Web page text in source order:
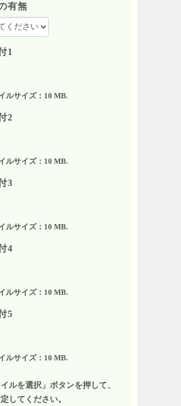
有無
1
ルサイズ：10 MB.
2
ルサイズ：10 MB.
3
ルサイズ：10 MB.
4
ルサイズ：10 MB.
5
ルサイズ：10 MB.
ルを選択」ボタンを押して、
してください。